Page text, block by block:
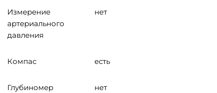
Измерение
артериального
давления
нет
Компас есть
Глубиномер нет